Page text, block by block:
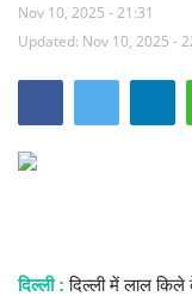
छत्तीसगढ़
खेल
व्यापार
Nov 10, 2025 - 21:31
Updated: Nov 10, 2025 -
दिल्ली : दिल्ली में लाल